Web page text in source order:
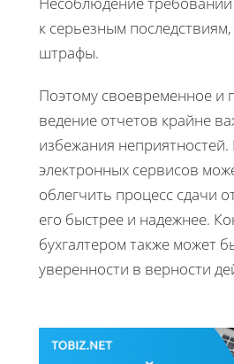
к серьезным
штрафы.
Поэтому своевременное и
ведение отчетов крайне
избежания
электронных сервисов
облегчить процесс сдачи
его быстрее и надежнее.
бухгалтером также может
уверенности в верности